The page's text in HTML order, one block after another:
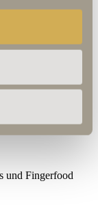
– sondern auch sie
und Fingerfood